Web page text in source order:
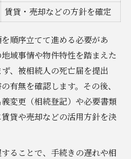
賃貸・売却などの方針を確定
順序立てて進める必要があ
域事情や物件特性を踏まえた
、被相続人の死亡届を提出
有無を確認します。その後、
変更（相続登記）や必要書類
貸や売却などの活用方針を決
ることで、手続きの遅れや相